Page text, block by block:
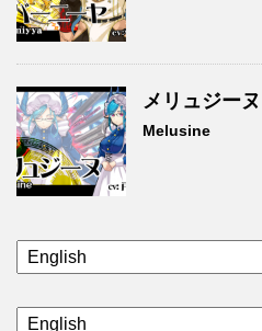
メリュジーヌ
Melusine